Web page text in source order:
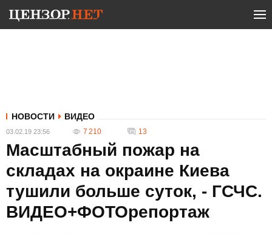
НОВОСТИ ВИДЕО
03.02.19 23:56 7 210 13
Масштабный пожар на
складах на окраине Киева
тушили больше суток, - ГСЧС.
ВИДЕО+ФОТОрепортаж